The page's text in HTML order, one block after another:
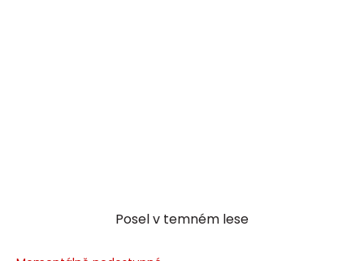
Posel v temném lese